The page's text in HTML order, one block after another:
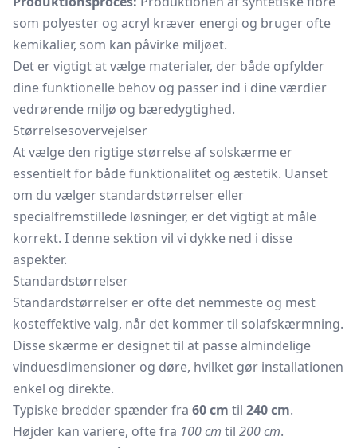
som polyester og acryl kræver energi og bruger ofte
kemikalier, som kan påvirke miljøet.
Det er vigtigt at vælge materialer, der både opfylder
dine funktionelle behov og passer ind i dine værdier
vedrørende miljø og bæredygtighed.
Størrelsesovervejelser
At vælge den rigtige størrelse af solskærme er
essentielt for både funktionalitet og æstetik. Uanset
om du vælger standardstørrelser eller
specialfremstillede løsninger, er det vigtigt at måle
korrekt. I denne sektion vil vi dykke ned i disse
aspekter.
Standardstørrelser
Standardstørrelser er ofte det nemmeste og mest
kosteffektive valg, når det kommer til solafskærmning.
Disse skærme er designet til at passe almindelige
vinduesdimensioner og døre, hvilket gør installationen
enkel og direkte.
Typiske bredder spænder fra 60 cm til 240 cm.
Højder kan variere, ofte fra 100 cm til 200 cm.